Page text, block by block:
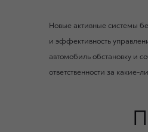
Новые активные системы
и эффективность
автомобиль обстановку и
ответственности за какие-